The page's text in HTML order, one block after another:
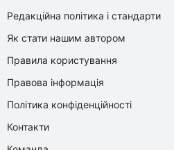
Редакційна політика і стандарти
Як стати нашим автором
Правила користування
Правова інформація
Політика конфіденційності
Контакти